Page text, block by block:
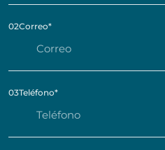
02Correo*
03Teléfono*